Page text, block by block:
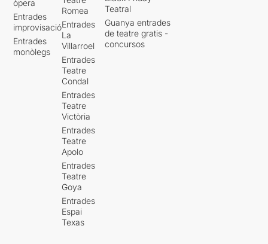
òpera
Entrades
improvisació
Entrades
monòlegs
Romea
Entrades
La
Villarroel
Entrades
Teatre
Condal
Entrades
Teatre
Victòria
Entrades
Teatre
Apolo
Entrades
Teatre
Goya
Entrades
Espai
Texas
Teatral
Guanya entrades
de teatre gratis -
concursos